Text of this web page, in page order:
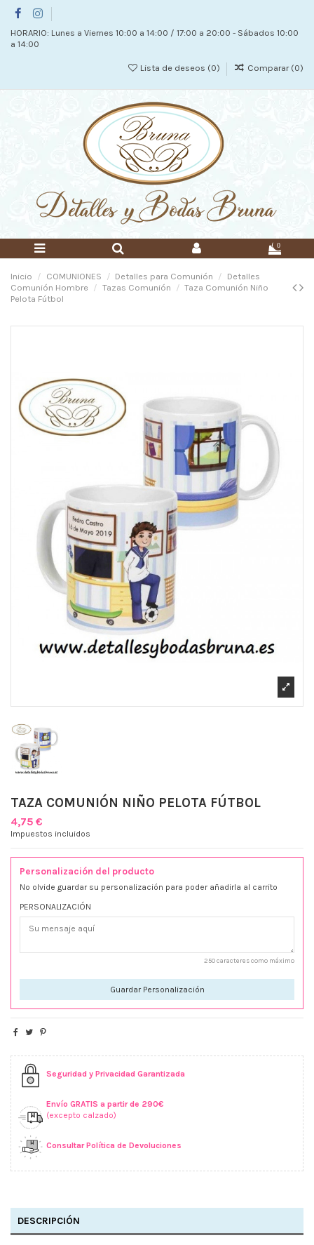
HORARIO: Lunes a Viernes 10:00 a 14:00 / 17:00 a 20:00 - Sábados 10:00
a 14:00
Lista de deseos (0) Comparar (0)
0
Inicio COMUNIONES Detalles para Comunión
Detalles
Comunión Hombre
Tazas Comunión
Taza Comunión Niño
Pelota Fútbol
TAZA COMUNIÓN NIÑO PELOTA FÚTBOL
4,75 €
Impuestos incluidos
Personalización del producto
No olvide guardar su personalización para poder añadirla al carrito
PERSONALIZACIÓN
250 caracteres como máximo
Guardar Personalización
Seguridad y Privacidad Garantizada
Envío GRATIS a partir de 290€
(excepto calzado)
Consultar Política de Devoluciones
DESCRIPCIÓN